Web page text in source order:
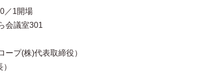
1開場
議室301
(株)代表取締役）